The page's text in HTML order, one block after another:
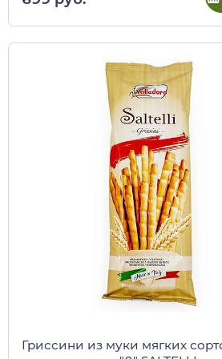
Гриссини из муки мягких